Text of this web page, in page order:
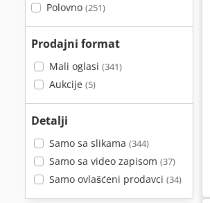
Polovno (251)
Prodajni format
Mali oglasi (341)
Aukcije (5)
Detalji
Samo sa slikama (344)
Samo sa video zapisom (37)
Samo ovlašćeni prodavci (34)